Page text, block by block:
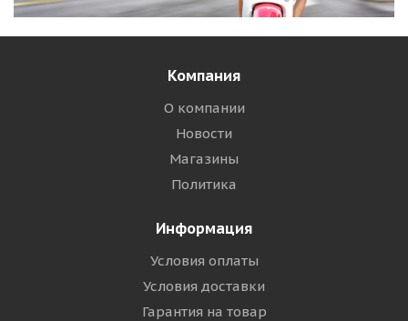
Компания
О компании
Новости
Магазины
Политика
Информация
Условия оплаты
Условия доставки
Гарантия на товар